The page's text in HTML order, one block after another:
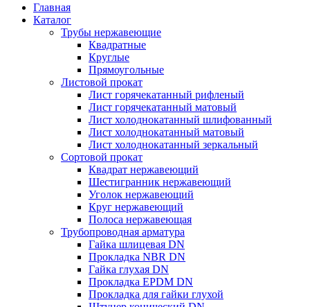
Главная
Каталог
Трубы нержавеющие
Квадратные
Круглые
Прямоугольные
Листовой прокат
Лист горячекатанный рифленый
Лист горячекатанный матовый
Лист холоднокатанный шлифованный
Лист холоднокатанный матовый
Лист холоднокатанный зеркальный
Сортовой прокат
Квадрат нержавеющий
Шестигранник нержавеющий
Уголок нержавеющий
Круг нержавеющий
Полоса нержавеющая
Трубопроводная арматура
Гайка шлицевая DN
Прокладка NBR DN
Гайка глухая DN
Прокладка EPDM DN
Прокладка для гайки глухой